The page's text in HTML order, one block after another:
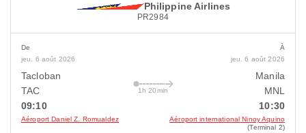
Philippine Airlines
PR2984
De
jeu. 6 août 2026
Tacloban
TAC
09:10
Aéroport Daniel Z. Romualdez
1h 20min
À
jeu. 6 août 2026
Manila
MNL
10:30
Aéroport international Ninoy Aquino
(Terminal 2)